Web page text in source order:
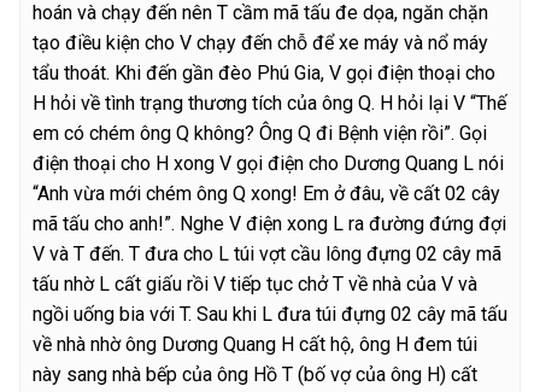
hoán và chạy đến nên T cầm mã tấu đe dọa, ngăn chặn
tạo điều kiện cho V chạy đến chỗ để xe máy và nổ máy
tẩu thoát. Khi đến gần đèo Phú Gia, V gọi điện thoại cho
H hỏi về tình trạng thương tích của ông Q. H hỏi lại V “Thế
em có chém ông Q không? Ông Q đi Bệnh viện rồi”. Gọi
điện thoại cho H xong V gọi điện cho Dương Quang L nói
“Anh vừa mới chém ông Q xong! Em ở đâu, về cất 02 cây
mã tấu cho anh!”. Nghe V điện xong L ra đường đứng đợi
V và T đến. T đưa cho L túi vợt cầu lông đựng 02 cây mã
tấu nhờ L cất giấu rồi V tiếp tục chở T về nhà của V và
ngồi uống bia với T. Sau khi L đưa túi đựng 02 cây mã tấu
về nhà nhờ ông Dương Quang H cất hộ, ông H đem túi
này sang nhà bếp của ông Hồ T (bố vợ của ông H) cất